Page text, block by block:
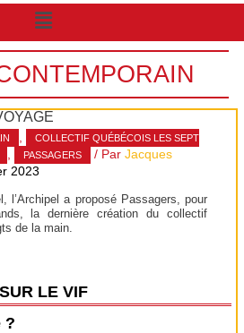
Menu
,
COLLECTIF QUÉBÉCOIS LES SEPT
, PASSAGERS / ParJacques
2023
l’Archipel a proposé Passagers, pour
la dernière création du collectif
de la main.
SUR LE VIF
?